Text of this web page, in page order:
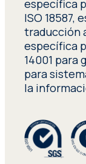
específica
ISO 18587,
traducción
específica
14001 para
para
la